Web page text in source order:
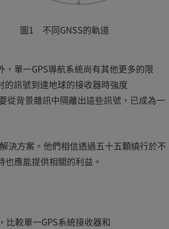
圖1 不同GNSS的軌道
單一GPS導航系統尚有其他更多的限
的訊號到達地球的接收器時強度
從背景雜訊中隔離出這些訊號，已成為一
決方案。他們相信透過五十五顆繞行於不
應能提供相關的利益。
較單一GPS系統接收器和